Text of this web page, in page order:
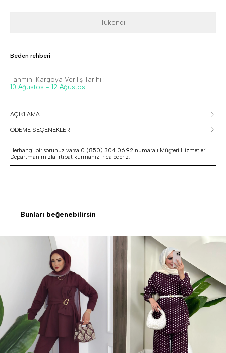
Tükendi
Beden rehberi
Tahmini Kargoya Veriliş Tarihi :
10 Ağustos - 12 Ağustos
AÇIKLAMA
ÖDEME SEÇENEKLERİ
Herhangi bir sorunuz varsa 0 (850) 304 06 92 numaralı Müşteri Hizmetleri
Departmanımızla irtibat kurmanızı rica ederiz.
Bunları beğenebilirsin